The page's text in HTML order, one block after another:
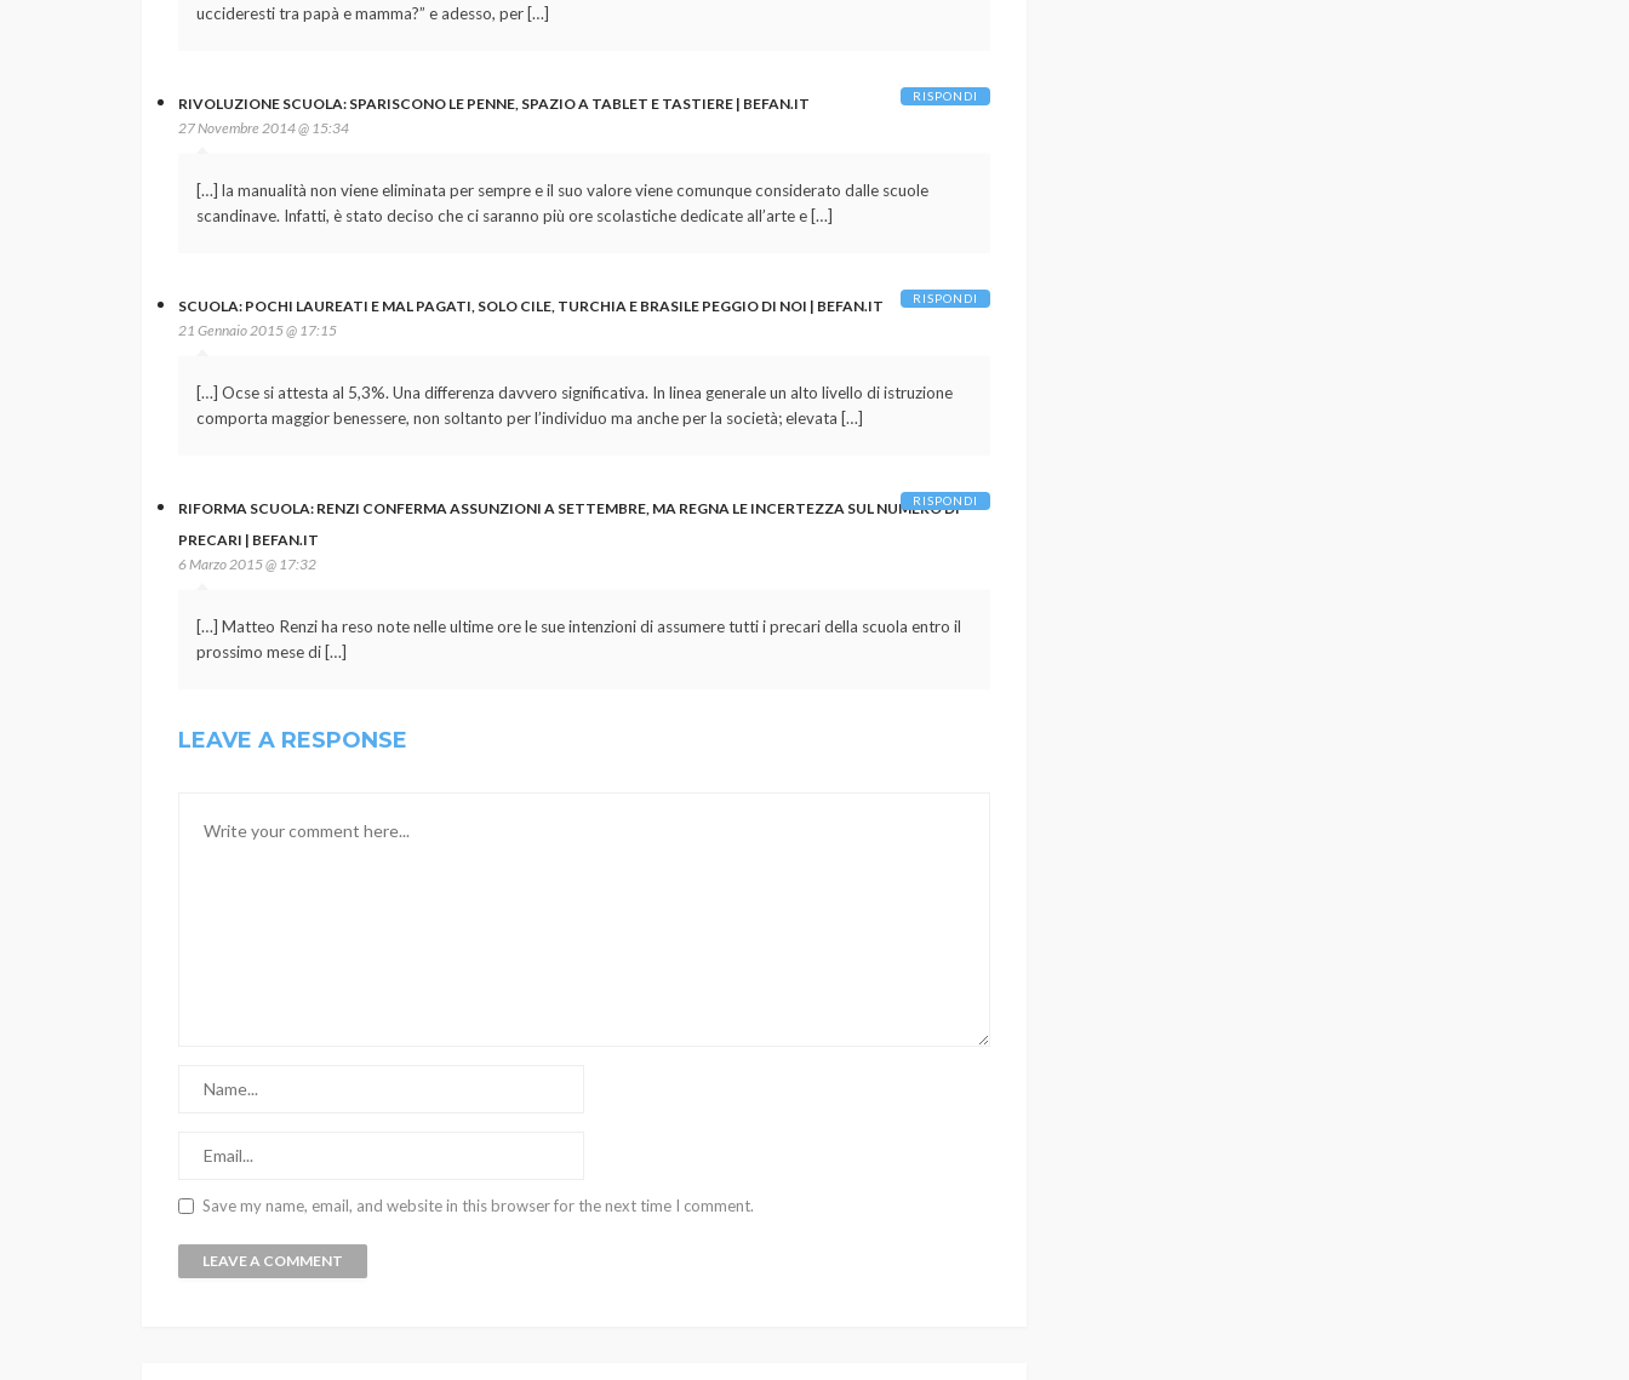
uccideresti tra papà e mamma?” e adesso, per […]
RIVOLUZIONE SCUOLA: SPARISCONO LE PENNE, SPAZIO A TABLET E TASTIERE | BEFAN.IT
27 Novembre 2014 @ 15:34
[…] la manualità non viene eliminata per sempre e il suo valore viene comunque considerato dalle scuole
scandinave. Infatti, è stato deciso che ci saranno più ore scolastiche dedicate all’arte e […]
RISPONDI
SCUOLA: POCHI LAUREATI E MAL PAGATI, SOLO CILE, TURCHIA E BRASILE PEGGIO DI NOI | BEFAN.IT
21 Gennaio 2015 @ 17:15
[…] Ocse si attesta al 5,3%. Una differenza davvero significativa. In linea generale un alto livello di istruzione
comporta maggior benessere, non soltanto per l’individuo ma anche per la società; elevata […]
RISPONDI
RIFORMA SCUOLA: RENZI CONFERMA ASSUNZIONI A SETTEMBRE, MA REGNA LE INCERTEZZA SUL NUMERO DI
PRECARI | BEFAN.IT
6 Marzo 2015 @ 17:32
[…] Matteo Renzi ha reso note nelle ultime ore le sue intenzioni di assumere tutti i precari della scuola entro il
prossimo mese di […]
RISPONDI
LEAVE A RESPONSE
Save my name, email, and website in this browser for the next time I comment.